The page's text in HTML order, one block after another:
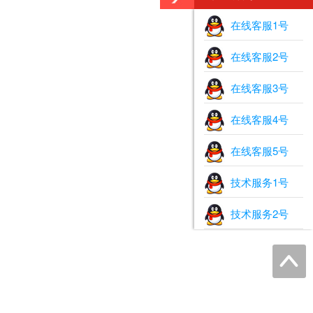
在线客服1号
在线客服2号
在线客服3号
在线客服4号
在线客服5号
技术服务1号
技术服务2号